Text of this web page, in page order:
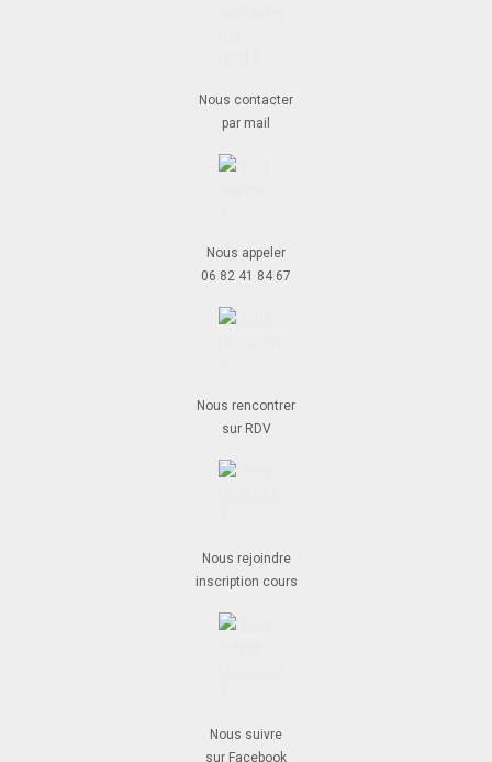
Nous contacter
par mail
Nous appeler
06 82 41 84 67
Nous rencontrer
sur RDV
Nous rejoindre
inscription cours
Nous suivre
sur Facebook